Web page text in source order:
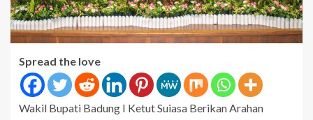
Spread the love
Wakil Bupati Badung I Ketut Suiasa Berikan Arahan